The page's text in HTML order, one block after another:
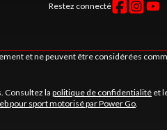
Restez connecté
et ne peuvent être considérées
Consultez la politique de confidentialitéet
pour sport motorisé par Power Go.